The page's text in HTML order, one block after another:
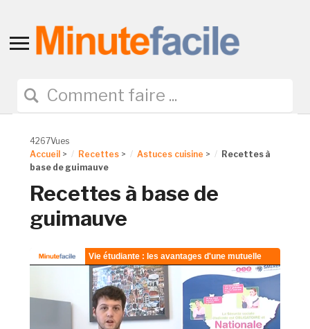
Toggle
navigation
4267Vues
Accueil > Recettes > Astuces cuisine >
Recettes à
base de guimauve
Recettes à base de
guimauve